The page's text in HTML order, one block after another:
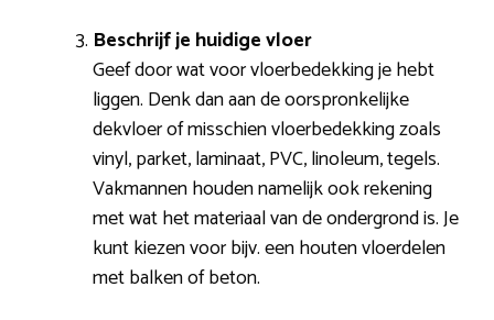
Beschrijf je huidige vloer
Geef door wat voor vloerbedekking je hebt
liggen. Denk dan aan de oorspronkelijke
dekvloer of misschien vloerbedekking zoals
vinyl, parket, laminaat, PVC, linoleum, tegels.
Vakmannen houden namelijk ook rekening
met wat het materiaal van de ondergrond is. Je
kunt kiezen voor bijv. een houten vloerdelen
met balken of beton.